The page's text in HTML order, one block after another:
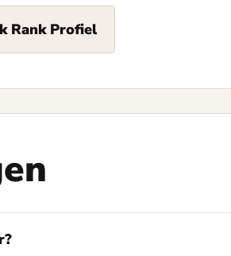
Rank Profiel